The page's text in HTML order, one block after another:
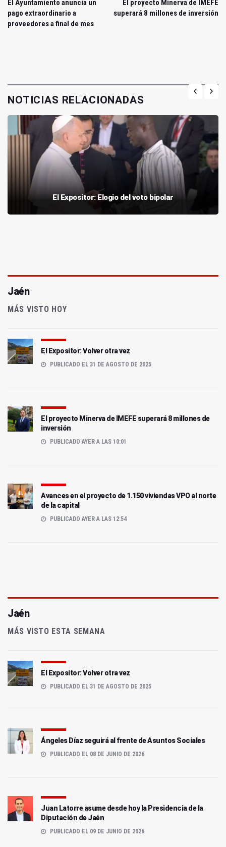
El Ayuntamiento anuncia un
pago extraordinario a
proveedores a final de mes
El proyecto Minerva de IMEFE
superará 8 millones de inversión
NOTICIAS RELACIONADAS
El Expositor: Elogio del voto bipolar
Jaén
MÁS VISTO HOY
El Expositor: Volver otra vez
PUBLICADO EL 31 DE AGOSTO DE 2025
El proyecto Minerva de IMEFE superará 8 millones de
inversión
PUBLICADO AYER A LAS 10:01
Avances en el proyecto de 1.150 viviendas VPO al norte
de la capital
PUBLICADO AYER A LAS 12:54
Jaén
MÁS VISTO ESTA SEMANA
El Expositor: Volver otra vez
PUBLICADO EL 31 DE AGOSTO DE 2025
Ángeles Díaz seguirá al frente de Asuntos Sociales
PUBLICADO EL 08 DE JUNIO DE 2026
Juan Latorre asume desde hoy la Presidencia de la
Diputación de Jaén
PUBLICADO EL 09 DE JUNIO DE 2026